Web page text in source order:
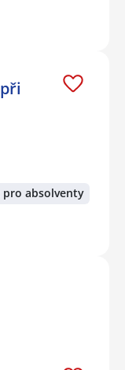
pro absolventy